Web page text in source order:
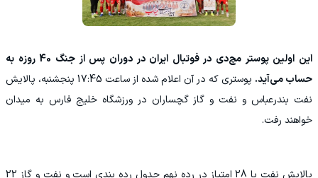
این اولین پوستر مچ‌دی در فوتبال ایران در دوران پس از جنگ 40 روزه به
حساب می‌آید.
پوستری که در آن اعلام شده از ساعت 17:45 پنجشنبه، پالایش
نفت بندرعباس و نفت و گاز گچساران در ورزشگاه خلیج فارس به میدان
خواهند رفت.
پالایش نفت با 28 امتیاز در رده نهم جدول رده بندی است و نفت و گاز 22